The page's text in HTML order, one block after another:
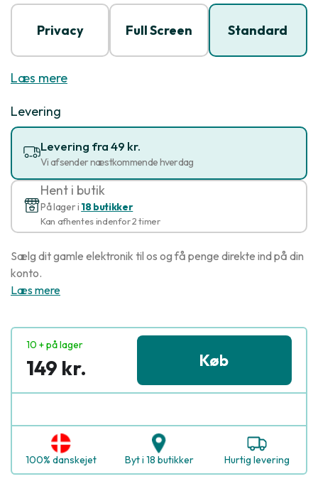
Privacy Full Screen Standard
Læs mere
Levering
Levering fra 49 kr.
Vi afsender næstkommende hverdag
Hent i butik
På lager i 18 butikker
Kan afhentes indenfor 2 timer
Sælg dit gamle elektronik til os og få penge direkte ind på din
konto.
Læs mere
10 + på lager
149 kr. Køb
100% danskejet Byt i 18 butikker Hurtig levering